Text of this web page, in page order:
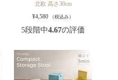
北欧 高さ30cm
¥4,580 （税込み）
5段階中4.67の評価